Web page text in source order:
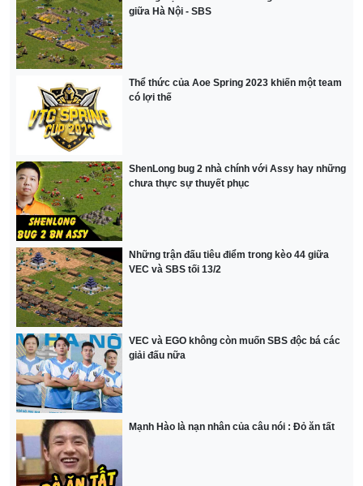
giữa Hà Nội - SBS
Thể thức của Aoe Spring 2023 khiến một team
có lợi thế
ShenLong bug 2 nhà chính với Assy hay những
chưa thực sự thuyết phục
Những trận đấu tiêu điểm trong kèo 44 giữa
VEC và SBS tối 13/2
VEC và EGO không còn muốn SBS độc bá các
giải đấu nữa
Mạnh Hào là nạn nhân của câu nói : Đỏ ăn tất